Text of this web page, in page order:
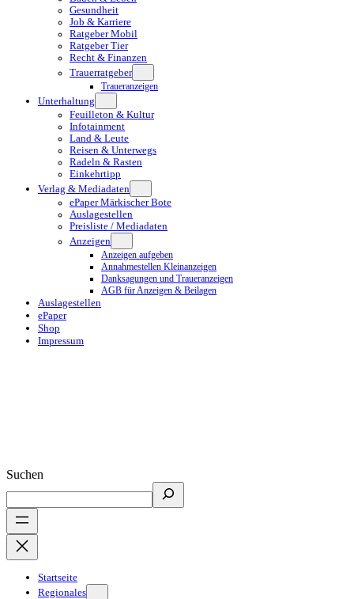
Gesundheit
Job & Karriere
Ratgeber Mobil
Ratgeber Tier
Recht & Finanzen
Trauerratgeber
Traueranzeigen
Unterhaltung
Feuilleton & Kultur
Infotainment
Land & Leute
Reisen & Unterwegs
Radeln & Rasten
Einkehrtipp
Verlag & Mediadaten
ePaper Märkischer Bote
Auslagestellen
Preisliste / Mediadaten
Anzeigen
Anzeigen aufgeben
Annahmestellen Kleinanzeigen
Danksagungen und Traueranzeigen
AGB für Anzeigen & Beilagen
Auslagestellen
ePaper
Shop
Impressum
Suchen
Startseite
Regionales